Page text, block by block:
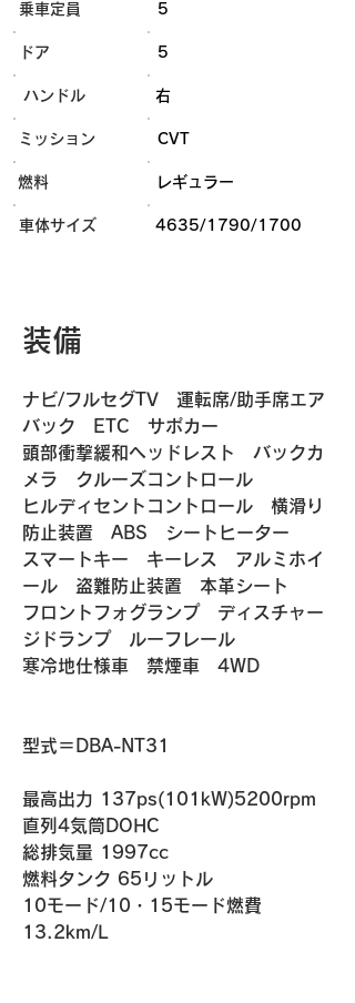
乗車定員 5
ドア 5
ハンドル 右
ミッション CVT
燃料 レギュラー
​車体サイズ 4635/1790/1700
装備
ナビ/フルセグTV　運転席/助手席エア
バック　ETC　サポカー
頭部衝撃緩和ヘッドレスト　バックカ
メラ　クルーズコントロール
ヒルディセントコントロール　横滑り
防止装置　ABS　シートヒーター
スマートキー　キーレス　アルミホイ
ール　盗難防止装置　本革シート
フロントフォグランプ　ディスチャー
ジドランプ　ルーフレール
寒冷地仕様車　禁煙車　4WD
​​型式＝DBA-NT31
最高出力 137ps(101kW)5200rpm
直列4気筒DOHC
総排気量 1997cc
燃料タンク 65リットル
​10モード/10・15モード燃費
13.2km/L